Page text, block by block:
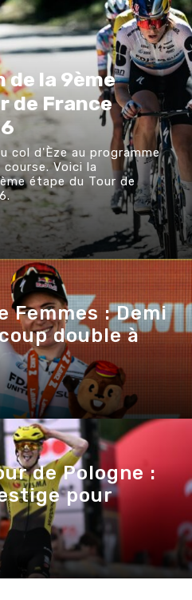
la 9ème
de France
col d'Èze au programme
Voici la
étape du Tour de
Femmes : Demi
double à
de Pologne :
pour